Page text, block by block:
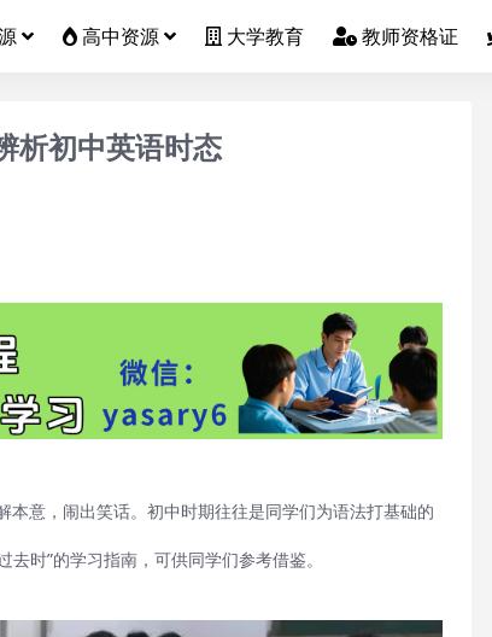
高中资源 大学教育 教师资格证
析初中英语时态
意，闹出笑话。初中时期往往是同学们为语法打基础的
时”的学习指南，可供同学们参考借鉴。